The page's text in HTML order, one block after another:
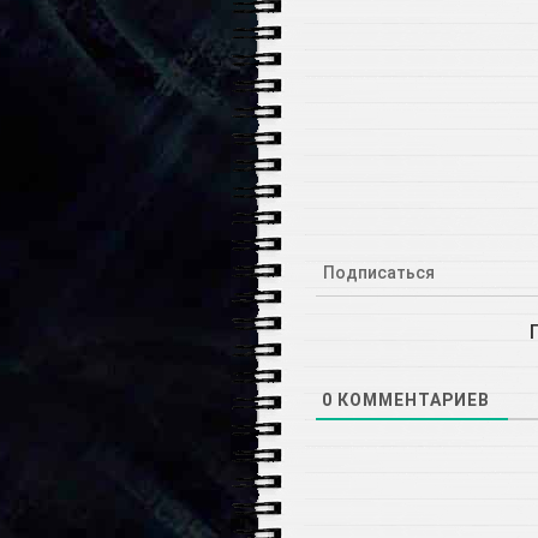
Подписаться
0 КОММЕНТАРИЕВ